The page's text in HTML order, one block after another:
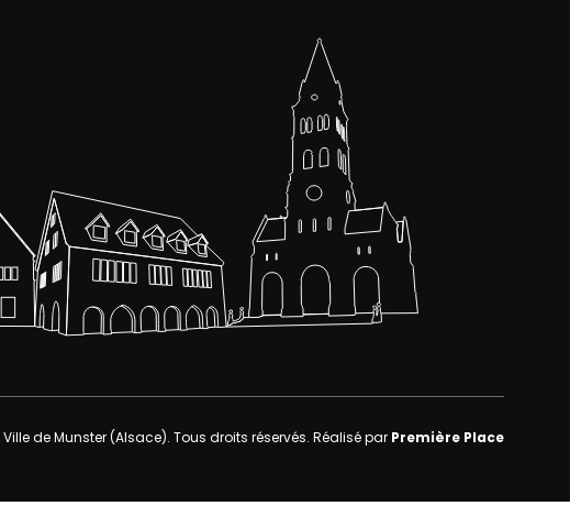
Ville de Munster (Alsace). Tous droits réservés. Réalisé par Première Place